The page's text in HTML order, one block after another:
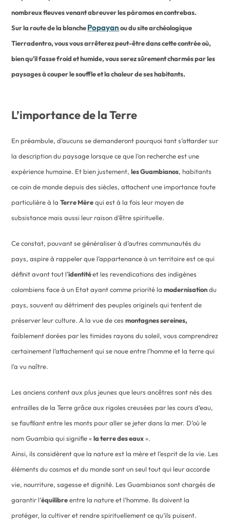
nombreux fleuves venant abreuver les páramos en contrebas.
Sur la route de la blanchePopayanou du site archéologique
Tierradentro, vous vous arrêterez peut-être dans cette contrée où,
bien qu’il fasse froid et humide, vous serez sûrement charmés par les
paysages à couper le souffle et la chaleur de ses habitants.
L’importance de la Terre
En préambule, d’aucuns se demanderont pourquoi tant s’attarder sur
la description du paysage lorsque ce que l’on recherche est une
expérience humaine. Et bien justement,les Guambianos, habitants
ce coin de monde depuis des siècles, attachent une importance toute
particulière à laTerre Mèrequi est à la fois leur moyen de
subsistance mais aussi leur raison d’être spirituelle.
Ce constat, pouvant se généraliser à d’autres communautés du
pays, aspire à rappeler que l’appartenance à un territoire est ce qui
définit avant tout l’identitéet les revendications des indigènes
colombiens face à un Etat ayant comme priorité lamodernisationdu
pays, souvent au détriment des peuples originels qui tentent de
préserver leur culture. A la vue de cesmontagnes sereines,
faiblement dorées par les timides rayons du soleil, vous comprendrez
certainement l’attachement qui se noue entre l’homme et la terre qui
l’a vu naître.
Les anciens content aux plus jeunes que leurs ancêtres sont nés des
entrailles de la Terre grâce aux rigoles creusées par les cours d’eau,
se faufilant entre les monts pour aller se jeter dans la mer. D’où le
nom Guambia qui signifie «la terre des eaux».
Ainsi, ils considèrent que la nature est la mère et l’esprit de la vie. Les
éléments du cosmos et du monde sont un seul tout qui leur accorde
vie, nourriture, sagesse et dignité. Les Guambianos sont chargés de
garantir l’équilibreentre la nature et l’homme. Ils doivent la
protéger, la cultiver et rendre spirituellement ce qu’ils puisent.